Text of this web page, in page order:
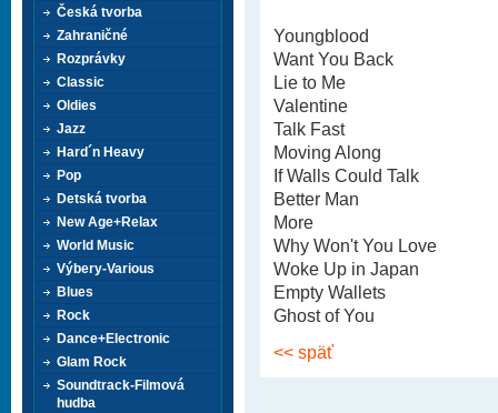
Youngblood
Want You Back
Lie to Me
Valentine
Talk Fast
Moving Along
If Walls Could Talk
Better Man
More
Why Won't You Love
Woke Up in Japan
Empty Wallets
Ghost of You
<< späť
Česká tvorba
Zahraničné
Rozprávky
Classic
Oldies
Jazz
Hard´n Heavy
Pop
Detská tvorba
New Age+Relax
World Music
Výbery-Various
Blues
Rock
Dance+Electronic
Glam Rock
Soundtrack-Filmová
hudba